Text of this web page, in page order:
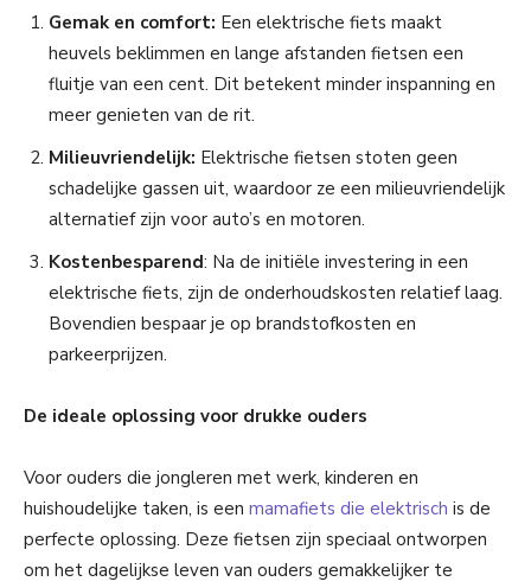
Gemak en comfort: Een elektrische fiets maakt
heuvels beklimmen en lange afstanden fietsen een
fluitje van een cent. Dit betekent minder inspanning en
meer genieten van de rit.
Milieuvriendelijk: Elektrische fietsen stoten geen
schadelijke gassen uit, waardoor ze een milieuvriendelijk
alternatief zijn voor auto’s en motoren.
Kostenbesparend: Na de initiële investering in een
elektrische fiets, zijn de onderhoudskosten relatief laag.
Bovendien bespaar je op brandstofkosten en
parkeerprijzen.
De ideale oplossing voor drukke ouders
Voor ouders die jongleren met werk, kinderen en
huishoudelijke taken, is een mamafiets die elektrisch is de
perfecte oplossing. Deze fietsen zijn speciaal ontworpen
om het dagelijkse leven van ouders gemakkelijker te